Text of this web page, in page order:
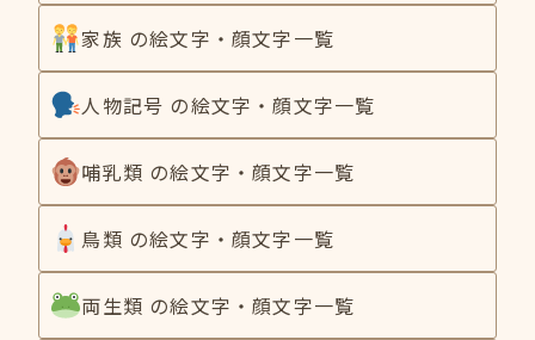
家族 の絵文字・顔文字一覧
人物記号 の絵文字・顔文字一覧
哺乳類 の絵文字・顔文字一覧
鳥類 の絵文字・顔文字一覧
両生類 の絵文字・顔文字一覧